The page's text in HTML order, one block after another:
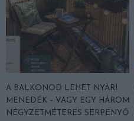
A BALKONOD LEHET NYÁRI
MENEDÉK – VAGY EGY HÁROM
NÉGYZETMÉTERES SERPENYŐ